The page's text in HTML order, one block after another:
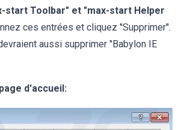
start Toolbar" et "max-start Helper
ces entrées et cliquez ''Supprimer''.
aussi supprimer "Babylon IE
d'accueil: